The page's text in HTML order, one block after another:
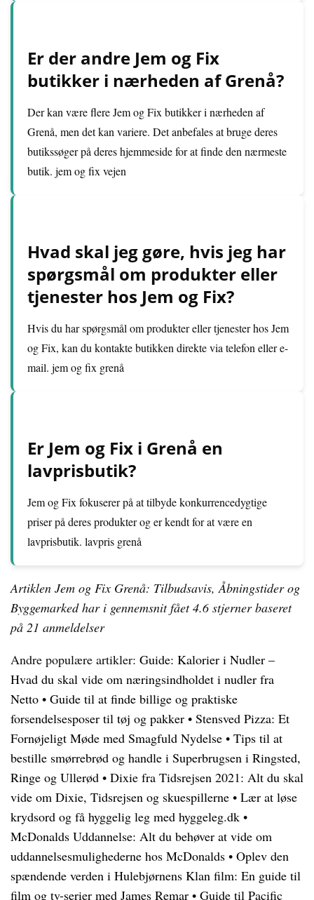
Er der andre Jem og Fix
butikker i nærheden af Grenå?
Der kan være flere Jem og Fix butikker i nærheden af
Grenå, men det kan variere. Det anbefales at bruge deres
butikssøger på deres hjemmeside for at finde den nærmeste
butik. jem og fix vejen
Hvad skal jeg gøre, hvis jeg har
spørgsmål om produkter eller
tjenester hos Jem og Fix?
Hvis du har spørgsmål om produkter eller tjenester hos Jem
og Fix, kan du kontakte butikken direkte via telefon eller e-
mail. jem og fix grenå
Er Jem og Fix i Grenå en
lavprisbutik?
Jem og Fix fokuserer på at tilbyde konkurrencedygtige
priser på deres produkter og er kendt for at være en
lavprisbutik. lavpris grenå
Artiklen Jem og Fix Grenå: Tilbudsavis, Åbningstider og
Byggemarked har i gennemsnit fået4.6stjerner baseret
på 21 anmeldelser
Andre populære artikler: Guide: Kalorier i Nudler –
Hvad du skal vide om næringsindholdet i nudler fra
Netto • Guide til at finde billige og praktiske
forsendelsesposer til tøj og pakker • Stensved Pizza: Et
Fornøjeligt Møde med Smagfuld Nydelse • Tips til at
bestille smørrebrød og handle i Superbrugsen i Ringsted,
Ringe og Ullerød • Dixie fra Tidsrejsen 2021: Alt du skal
vide om Dixie, Tidsrejsen og skuespillerne • Lær at løse
krydsord og få hyggelig leg med hyggeleg.dk •
McDonalds Uddannelse: Alt du behøver at vide om
uddannelsesmulighederne hos McDonalds • Oplev den
spændende verden i Hulebjørnens Klan film: En guide til
film og tv-serier med James Remar • Guide til Pacific